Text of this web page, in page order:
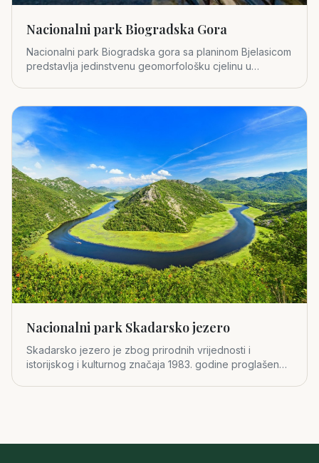
Nacionalni park Biogradska Gora
Nacionalni park Biogradska gora sa planinom Bjelasicom
predstavlja jedinstvenu geomorfološku cjelinu u
Nacionalni park Skadarsko jezero
Skadarsko jezero je zbog prirodnih vrijednosti i
istorijskog i kulturnog značaja 1983. godine proglašeno